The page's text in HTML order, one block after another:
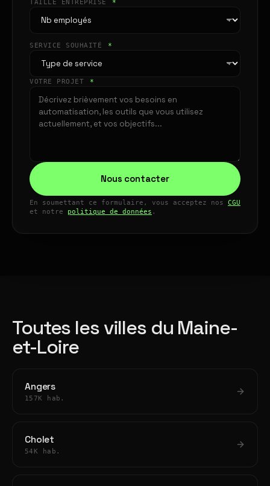
TAILLE ENTREPRISE *
SERVICE SOUHAITÉ *
VOTRE PROJET *
Nous contacter
En soumettant ce formulaire, vous acceptez nos CGU
et notre politique de données .
Toutes les villes du Maine-
et-Loire
Angers
157K hab.
Cholet
54K hab.